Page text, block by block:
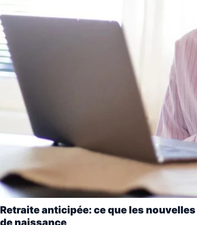
Retraite anticipée: ce que les
de naissance